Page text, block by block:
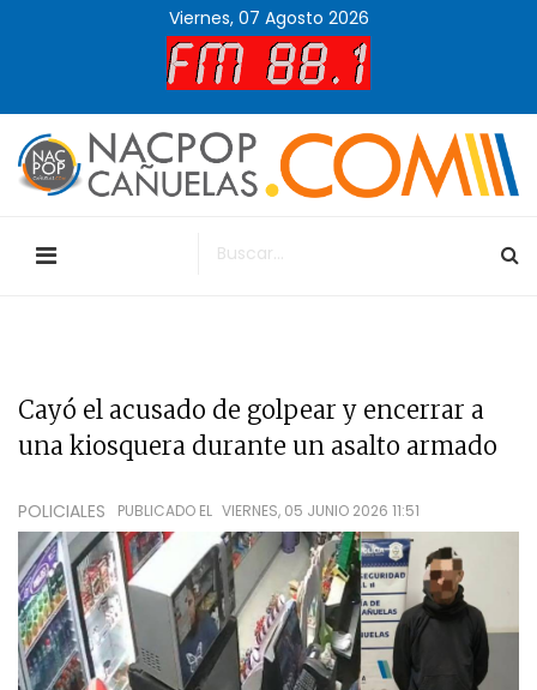
Viernes, 07 Agosto 2026
Cayó el acusado de golpear y encerrar a
una kiosquera durante un asalto armado
POLICIALES PUBLICADO EL VIERNES, 05 JUNIO 2026 11:51